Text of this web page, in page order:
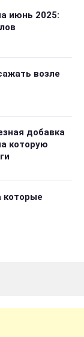
июнь 2025:
возле
добавка
которую
которые